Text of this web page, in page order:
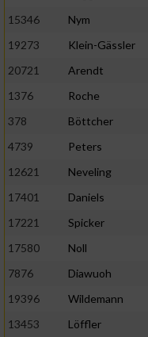
15346
Nym
19273
Klein-Gässler
20721
Arendt
1376
Roche
378
Böttcher
4739
Peters
12621
Neveling
17401
Daniels
17221
Spicker
17580
Noll
7876
Diawuoh
19396
Wildemann
13453
Löffler